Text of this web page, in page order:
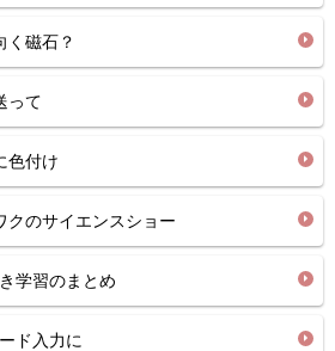
磁石？
って
色付け
のサイエンスショー
学習のまとめ
ド入力に